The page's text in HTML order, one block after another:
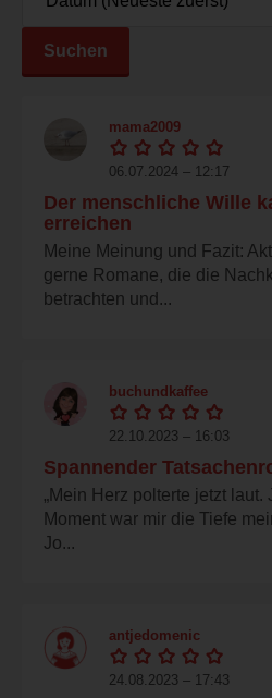
Suchen
mama2009
06.07.2024 – 12:17
Der menschliche Wille
erreichen
Meine Meinung und Fazit:
gerne Romane, die die
betrachten und...
buchundkaffee
22.10.2023 – 16:03
Spannender
„Mein Herz polterte jetzt laut.
Moment war mir die Tiefe
Jo...
antjedomenic
24.08.2023 – 17:43